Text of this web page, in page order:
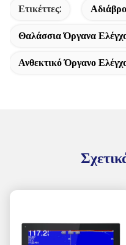
Ετικέττες:
Θαλάσσια Όργανα
Ανθεκτικό Όργανο